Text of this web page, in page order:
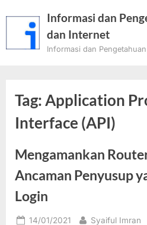
Informasi dan
dan Internet
Informasi dan
Tag:Application
Interface (API)
Mengamankan
Ancaman Penyusup
Login
Posted
14/01/2021 By
Syaiful Imran